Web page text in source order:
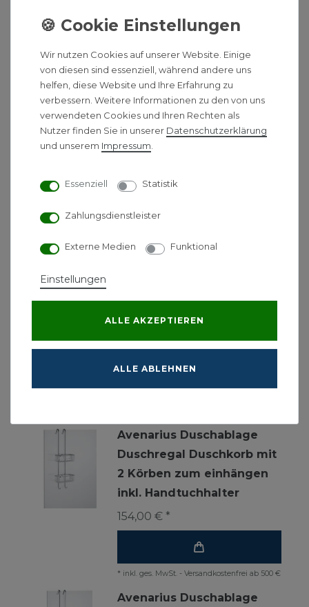
Die Körbe von Avenarius sind die perfekten Helfer
für mehr Kompfort ond Ordnung in Ihrem Bad. Eine
attraktive Optik und hochwertige Materialien runden
das harmonische Gesamtbild ab.
Produktbeschreibung:
Zum aufstecken einer rahmenlosen Glas-
Duschwand bis 10 mm mit 2 außenliegende
Handtuchhalter und Glaswischer.
Material: Metall
Farbe: chrom
Breite208 mm
Tiefe
110 mm
Ähnliche Produkte
Avenarius Duschablage
Duschregal Duschkorb mit
2 Körben zum einhängen
inkl. Handtuchhalter
154,00 € *
* inkl. ges. MwSt. - Versandkostenfrei ab 500 €
Avenarius Duschablage
Wir nutzen Cookies auf unserer Website. Einige
von diesen sind essenziell, während andere uns
helfen, diese Website und Ihre Erfahrung zu
verbessern. Weitere Informationen zu den von uns
verwendeten Cookies und Ihren Rechten als
Nutzer finden Sie in unserer Daten­schutz­erklärung
und unserem Impressum
Essenziell Statistik
Zahlungsdienstleister
Externe Medien Funktional
Einstellungen
ALLE AKZEPTIEREN
ALLE ABLEHNEN